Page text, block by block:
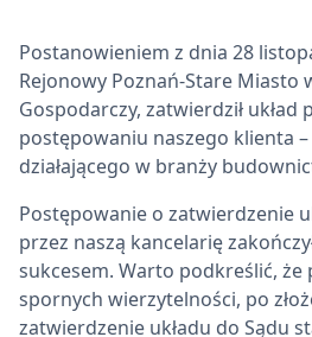
Postanowieniem z dnia 28
Rejonowy Poznań-Stare Miasto
Gospodarczy, zatwierdził układ
postępowaniu naszego klienta
działającego w branży
Postępowanie o zatwierdzenie
przez naszą kancelarię
sukcesem. Warto podkreślić,
spornych wierzytelności, po
zatwierdzenie układu do Sądu